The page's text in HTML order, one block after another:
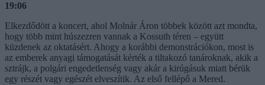
19:06
Elkezdődött a koncert, ahol Molnár Áron többek között azt mondta,
hogy több mint húszezren vannak a Kossuth téren – együtt
küzdenek az oktatásért. Ahogy a korábbi demonstrációkon, most is
az emberek anyagi támogatását kérték a tiltakozó tanároknak, akik a
sztrájk, a polgári engedetlenség vagy akár a kirúgásuk miatt bérük
egy részét vagy egészét elveszítik. Az első fellépő a Mered.